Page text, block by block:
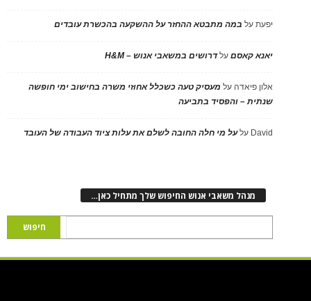
יפעתעל במה מתבטא ההחזר על ההשקעה בהכשרת עובדים
יאנא קאסםעלדרושים במשאבי אנוש – H&M
אלון פיאדה על מעסיק טעה כשכלל אחוזי משרה בחישוב ימי חופשה
שנתית – והפסיד בתביעה
David עלעל מי חלה החובה לשלם את עלות ציוד העבודה של העובד
מנהל משאבי אנוש החיפוש שלך מתחיל כאן…